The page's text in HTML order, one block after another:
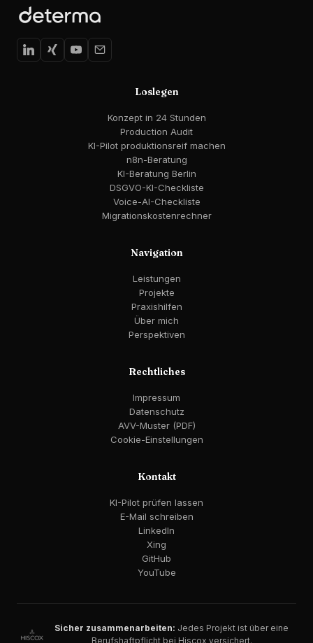
Loslegen
Konzept in 24 Stunden
Production Audit
KI-Pilot produktionsreif machen
n8n-Beratung
KI-Beratung Berlin
DSGVO-KI-Checkliste
Voice-AI-Checkliste
Migrationskostenrechner
Navigation
Leistungen
Projekte
Praxishilfen
Über mich
Perspektiven
Rechtliches
Impressum
Datenschutz
AVV-Muster (PDF)
Cookie-Einstellungen
Kontakt
KI-Pilot prüfen lassen
E-Mail schreiben
LinkedIn
Xing
GitHub
YouTube
Sicher zusammenarbeiten: Jedes Projekt ist über eine
Berufshaftpflicht bei Hiscox versichert.